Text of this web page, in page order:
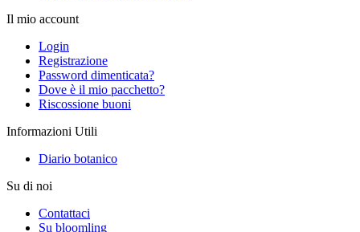
Il mio account
Login
Registrazione
Password dimenticata?
Dove è il mio pacchetto?
Riscossione buoni
Informazioni Utili
Diario botanico
Su di noi
Contattaci
Su bloomling